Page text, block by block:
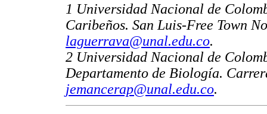
1 Universidad Nacional de
Caribeños. San Luis-Free Town
laguerrava@unal.edu.co.
2 Universidad Nacional de
Departamento de Biología.
jemancerap@unal.edu.co.